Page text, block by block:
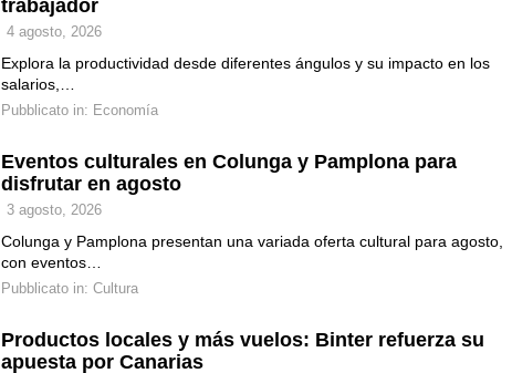
trabajador
4 agosto, 2026
Explora la productividad desde diferentes ángulos y su impacto en los
salarios,…
Pubblicato in: Economía
Eventos culturales en Colunga y Pamplona para
disfrutar en agosto
3 agosto, 2026
Colunga y Pamplona presentan una variada oferta cultural para agosto,
con eventos…
Pubblicato in: Cultura
Productos locales y más vuelos: Binter refuerza su
apuesta por Canarias